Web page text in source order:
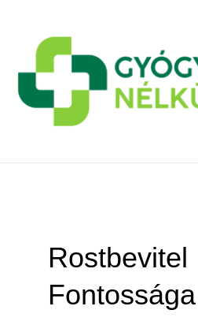
Rostbevitel
Fontossága